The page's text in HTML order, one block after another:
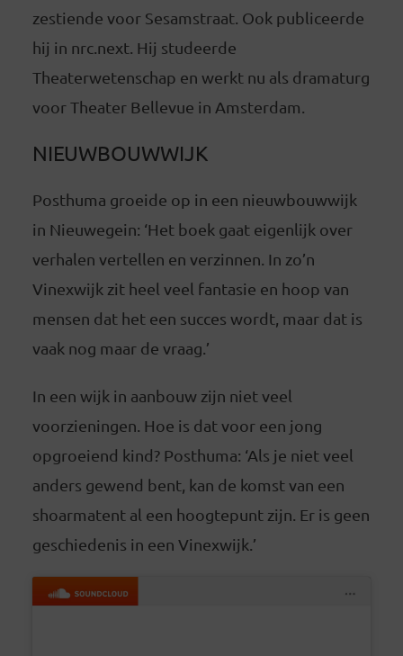
zestiende voor Sesamstraat. Ook publiceerde
hij in nrc.next. Hij studeerde
Theaterwetenschap en werkt nu als dramaturg
voor Theater Bellevue in Amsterdam.
NIEUWBOUWWIJK
Posthuma groeide op in een nieuwbouwwijk
in Nieuwegein: ‘Het boek gaat eigenlijk over
verhalen vertellen en verzinnen. In zo’n
Vinexwijk zit heel veel fantasie en hoop van
mensen dat het een succes wordt, maar dat is
vaak nog maar de vraag.’
In een wijk in aanbouw zijn niet veel
voorzieningen. Hoe is dat voor een jong
opgroeiend kind? Posthuma: ‘Als je niet veel
anders gewend bent, kan de komst van een
shoarmatent al een hoogtepunt zijn. Er is geen
geschiedenis in een Vinexwijk.’